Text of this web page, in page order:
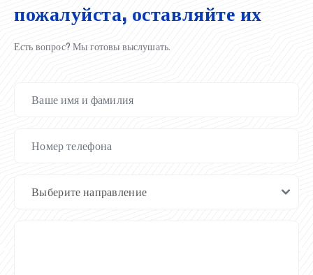
пожалуйста, оставляйте их
Есть вопрос? Мы готовы выслушать.